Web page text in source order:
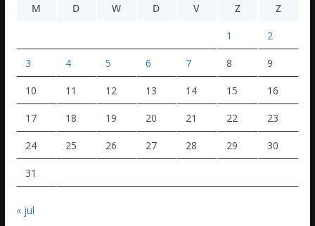
M
D W D V Z Z
1 2
3 4 5 6 7 8 9
10 11 12 13 14 15 16
17 18 19 20 21 22 23
24 25 26 27 28 29 30
31
« jul